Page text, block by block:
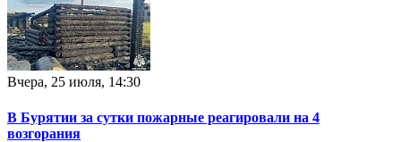
Вчера, 25 июля, 14:30
В Бурятии за сутки пожарные реагировали на 4
возгорания